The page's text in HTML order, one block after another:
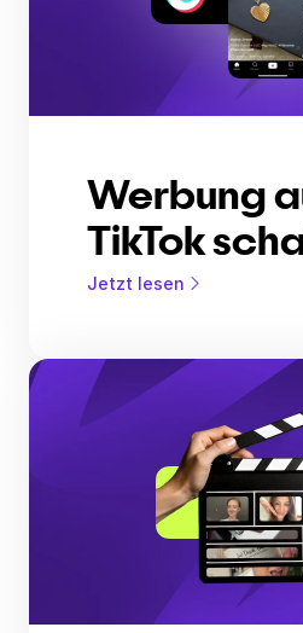
Werbung
TikTok
Jetzt lesen